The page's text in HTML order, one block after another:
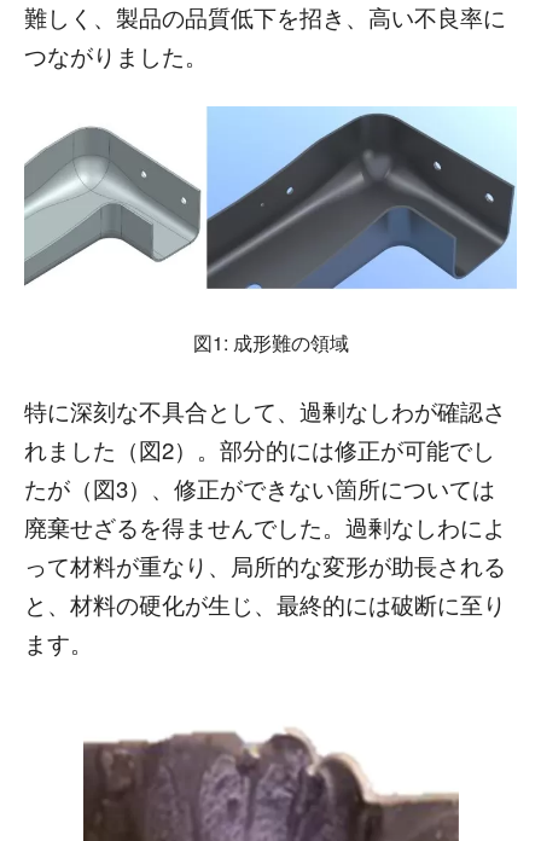
難しく、製品の品質低下を招き、高い不良率に
つながりました。
図1: 成形難の領域
特に深刻な不具合として、過剰なしわが確認さ
れました（図2）。部分的には修正が可能でし
たが（図3）、修正ができない箇所については
廃棄せざるを得ませんでした。過剰なしわによ
って材料が重なり、局所的な変形が助長される
と、材料の硬化が生じ、最終的には破断に至り
ます。